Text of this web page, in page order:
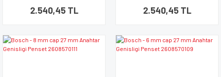
2.540,45 TL 2.540,45 TL